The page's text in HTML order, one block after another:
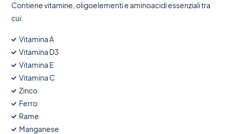
Contiene vitamine, oligoelementi e aminoacidi essenziali tra
cui:
Vitamina A
Vitamina D3
Vitamina E
Vitamina C
Zinco
Ferro
Rame
Manganese